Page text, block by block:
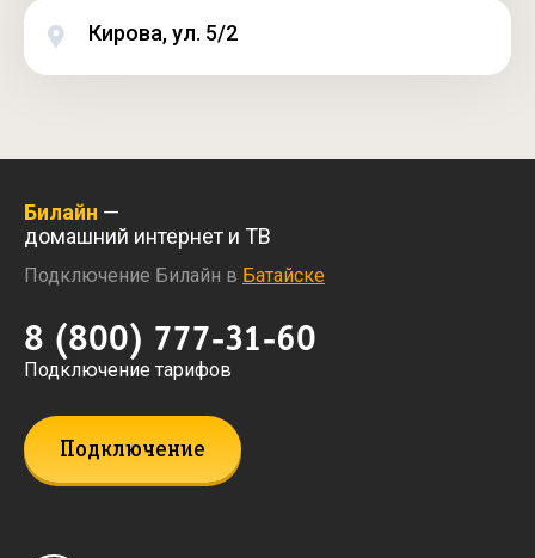
Кирова, ул. 5/2
Билайн —
домашний интернет и ТВ
Подключение Билайн в Батайске
8 (800) 777-31-60
Подключение тарифов
Подключение